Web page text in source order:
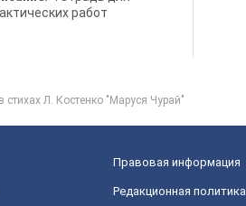
работ
стихах Л. Костенко "Маруся Чурай"
Правовая информация
Редакционная политика